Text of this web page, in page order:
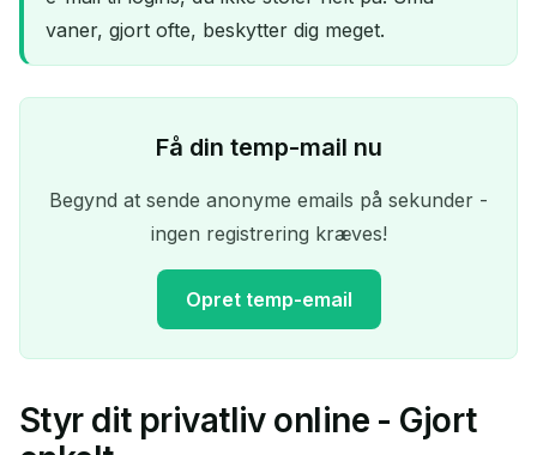
vaner, gjort ofte, beskytter dig meget.
Få din temp-mail nu
Begynd at sende anonyme emails på sekunder -
ingen registrering kræves!
Opret temp-email
Din midlertidige
Styr dit privatliv online - Gjort